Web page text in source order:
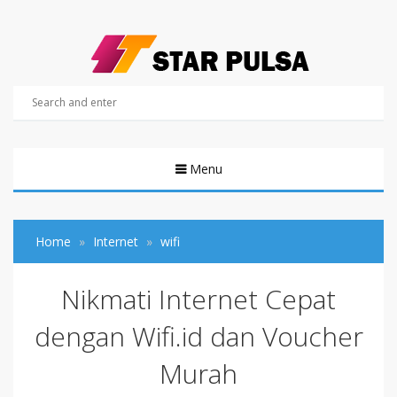
Menu
Home Internet wifi
Nikmati Internet Cepat
dengan Wifi.id dan Voucher
Murah